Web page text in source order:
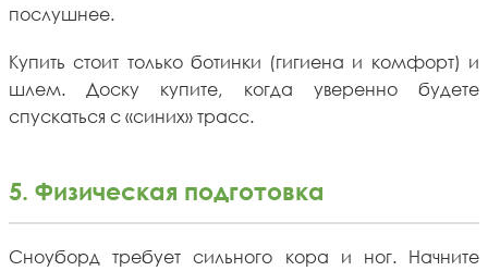
послушнее.
Купить стоит только ботинки (гигиена и комфорт) и
шлем. Доску купите, когда уверенно будете
спускаться с «синих» трасс.
5. Физическая подготовка
Сноуборд требует сильного кора и ног. Начните